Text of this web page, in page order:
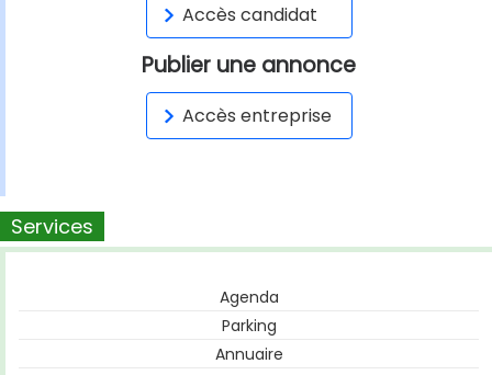
Accès candidat
Publier une annonce
Accès entreprise
Services
Agenda
Parking
Annuaire